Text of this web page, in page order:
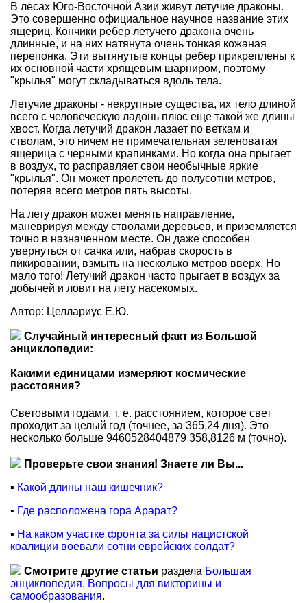
В лесах Юго-Восточной Азии живут летучие драконы.
Это совершенно официальное научное название этих
ящериц. Кончики ребер летучего дракона очень
длинные, и на них натянута очень тонкая кожаная
перепонка. Эти вытянутые концы ребер прикреплены к
их основной части хрящевым шарниром, поэтому
"крылья" могут складываться вдоль тела.
Летучие драконы - некрупные существа, их тело длиной
всего с человеческую ладонь плюс еще такой же длины
хвост. Когда летучий дракон лазает по веткам и
стволам, это ничем не примечательная зеленоватая
ящерица с черными крапинками. Но когда она прыгает
в воздух, то расправляет свои необычные яркие
"крылья". Он может пролететь до полусотни метров,
потеряв всего метров пять высоты.
На лету дракон может менять направление,
маневрируя между стволами деревьев, и приземляется
точно в назначенном месте. Он даже способен
увернуться от сачка или, набрав скорость в
пикировании, взмыть на несколько метров вверх. Но
мало того! Летучий дракон часто прыгает в воздух за
добычей и ловит на лету насекомых.
Автор: Целлариус Е.Ю.
Случайный интересный факт из Большой
энциклопедии:
Какими единицами измеряют космические
расстояния?
Световыми годами, т. е. расстоянием, которое свет
проходит за целый год (точнее, за 365,24 дня). Это
несколько больше 9460528404879 358,8126 м (точно).
Проверьте свои знания! Знаете ли Вы...
▪ Какой длины наш кишечник?
▪ Где расположена гора Арарат?
▪ На каком участке фронта за силы нацистской
коалиции воевали сотни еврейских солдат?
Смотрите другие статьи раздела Большая
энциклопедия. Вопросы для викторины и
самообразования.